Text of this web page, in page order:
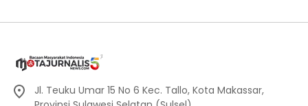
Jl. Teuku Umar 15 No 6 Kec. Tallo, Kota Makassar,